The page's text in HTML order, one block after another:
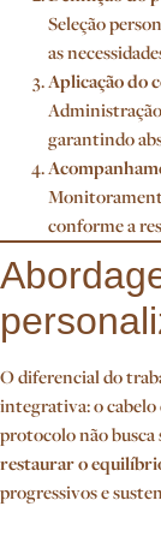
Seleção
as
Aplicação do
garantindo
conforme a
O diferencial do
integrativa: o cabelo
protocolo não busca
restaurar o
progressivos e